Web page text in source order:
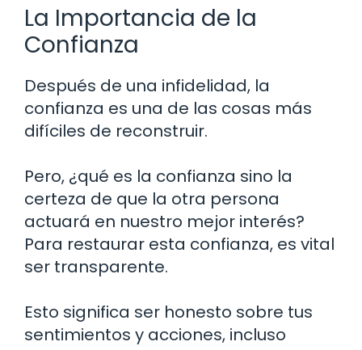
La Importancia de la
Confianza
Después de una infidelidad, la
confianza es una de las cosas más
difíciles de reconstruir.
Pero, ¿qué es la confianza sino la
certeza de que la otra persona
actuará en nuestro mejor interés?
Para restaurar esta confianza, es vital
ser transparente.
Esto significa ser honesto sobre tus
sentimientos y acciones, incluso